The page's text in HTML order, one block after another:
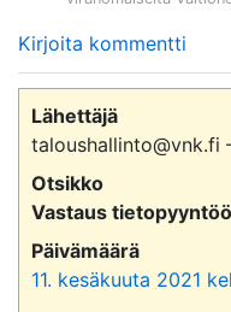
Kirjoita kommentti
Lähettäjä
taloushallinto@vnk.fi
Otsikko
Vastaus
Päivämäärä
11. kesäkuuta 2021